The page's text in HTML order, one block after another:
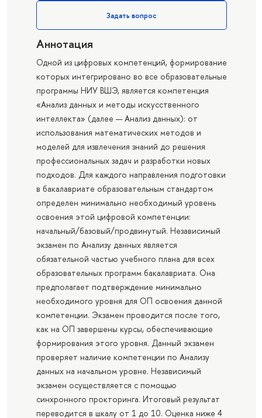
Задать вопрос
Аннотация
Одной из цифровых компетенций, формирование
которых интегрировано во все образовательные
программы НИУ ВШЭ, является компетенция
«Анализ данных и методы искусственного
интеллекта» (далее — Анализ данных): от
использования математических методов и
моделей для извлечения знаний до решения
профессиональных задач и разработки новых
подходов. Для каждого направления подготовки
в бакалавриате образовательным стандартом
определен минимально необходимый уровень
освоения этой цифровой компетенции:
начальный/базовый/продвинутый. Независимый
экзамен по Анализу данных является
обязательной частью учебного плана для всех
образовательных программ бакалавриата. Она
предполагает подтверждение минимально
необходимого уровня для ОП освоения данной
компетенции. Экзамен проводится после того,
как на ОП завершены курсы, обеспечивающие
формирования этого уровня. Данный экзамен
проверяет наличие компетенции по Анализу
данных на начальном уровне. Независимый
экзамен осуществляется с помощью
синхронного прокторинга. Итоговый результат
переводится в шкалу от 1 до 10. Оценка ниже 4